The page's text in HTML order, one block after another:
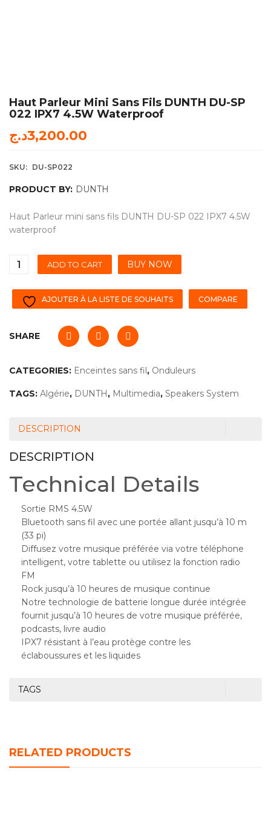
Haut Parleur Mini Sans Fils DUNTH DU-SP
022 IPX7 4.5W Waterproof
3,200.00د.ج
SKU: DU-SP022
PRODUCT BY: DUNTH
Haut Parleur mini sans fils DUNTH DU-SP 022 IPX7 4.5W
waterproof
ADD TO CART BUY NOW
AJOUTER À LA LISTE DE SOUHAITS COMPARE
SHARE
CATEGORIES: Enceintes sans fil, Onduleurs
TAGS: Algérie, DUNTH, Multimedia, Speakers System
DESCRIPTION
DESCRIPTION
Technical Details
Sortie RMS 4.5W
Bluetooth sans fil avec une portée allant jusqu’à 10 m
(33 pi)
Diffusez votre musique préférée via votre téléphone
intelligent, votre tablette ou utilisez la fonction radio
FM
Rock jusqu’à 10 heures de musique continue
Notre technologie de batterie longue durée intégrée
fournit jusqu’à 10 heures de votre musique préférée,
podcasts, livre audio
IPX7 résistant à l’eau protège contre les
éclaboussures et les liquides
TAGS
RELATED PRODUCTS